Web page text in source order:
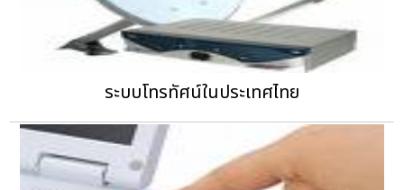
ระบบโทรทัศน์ในประเทศไทย